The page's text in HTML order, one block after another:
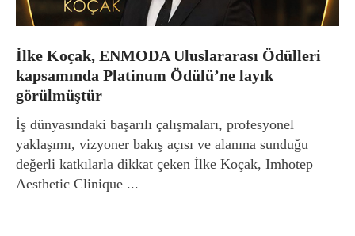
İlke Koçak, ENMODA Uluslararası Ödülleri
kapsamında Platinum Ödülü’ne layık
görülmüştür
İş dünyasındaki başarılı çalışmaları, profesyonel
yaklaşımı, vizyoner bakış açısı ve alanına sunduğu
değerli katkılarla dikkat çeken İlke Koçak, Imhotep
Aesthetic Clinique ...